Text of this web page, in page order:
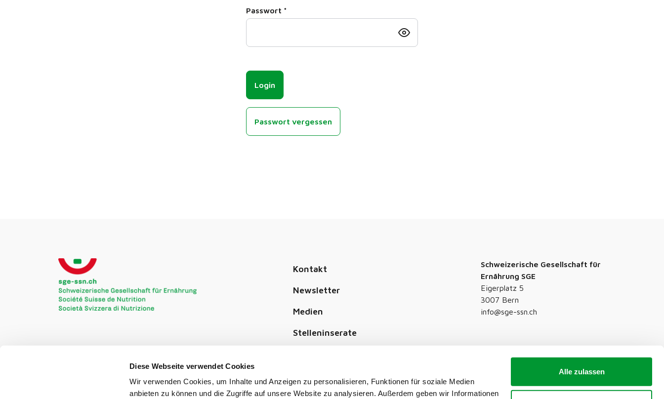
Diese Webseite verwendet Cookies
Wir verwenden Cookies, um Inhalte und Anzeigen zu personalisieren, Funktionen für soziale Medien
anbieten zu können und die Zugriffe auf unsere Website zu analysieren. Außerdem geben wir Informationen
Alle zulassen
Passwort *
Login
Passwort vergessen
Kontakt
Newsletter
Medien
Stelleninserate
Schweizerische Gesellschaft für
Ernährung SGE
Eigerplatz 5
3007 Bern
info@sge-ssn.ch